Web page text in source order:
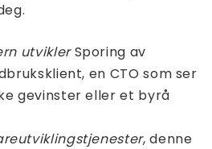
utviklerSporing av
en CTO som ser
gevinster eller et byrå
, denne